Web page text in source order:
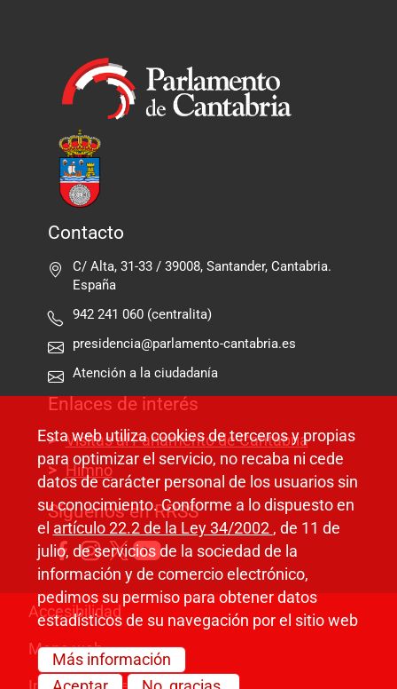
Contacto
C/ Alta, 31-33 / 39008, Santander, Cantabria.
España
942 241 060 (centralita)
presidencia@parlamento-cantabria.es
Atención a la ciudadanía
Enlaces de interés
Visitas al Parlamento de Cantabria
Himno
Síguenos en RRSS
Pie de página
Accesibilidad
Mapa web
Esta web utiliza cookies de terceros y propias
para optimizar el servicio, no recaba ni cede
datos de carácter personal de los usuarios sin
su conocimiento. Conforme a lo dispuesto en
el artículo 22.2 de la Ley 34/2002 , de 11 de
julio, de servicios de la sociedad de la
información y de comercio electrónico,
pedimos su permiso para obtener datos
estadísticos de su navegación por el sitio web
Más información